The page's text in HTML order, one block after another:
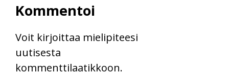
Kommentoi
Voit kirjoittaa mielipiteesi
uutisesta
kommenttilaatikkoon.